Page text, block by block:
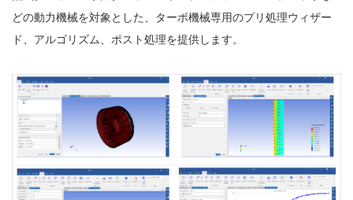
どの動力機械を対象とした、ターボ機械専用のプリ処理ウィザー
ド、アルゴリズム、ポスト処理を提供します。